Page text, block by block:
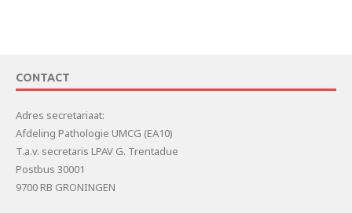
CONTACT
Adres secretariaat:
Afdeling Pathologie UMCG (EA10)
T.a.v. secretaris LPAV G. Trentadue
Postbus 30001
9700 RB GRONINGEN